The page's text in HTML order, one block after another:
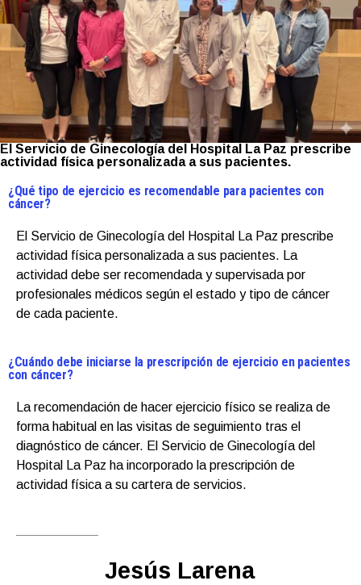
El Servicio de Ginecología del Hospital La Paz prescribe
actividad física personalizada a sus pacientes.
¿Qué tipo de ejercicio es recomendable para pacientes con
cáncer?
El Servicio de Ginecología del Hospital La Paz prescribe
actividad física personalizada a sus pacientes. La
actividad debe ser recomendada y supervisada por
profesionales médicos según el estado y tipo de cáncer
de cada paciente.
¿Cuándo debe iniciarse la prescripción de ejercicio en pacientes
con cáncer?
La recomendación de hacer ejercicio físico se realiza de
forma habitual en las visitas de seguimiento tras el
diagnóstico de cáncer. El Servicio de Ginecología del
Hospital La Paz ha incorporado la prescripción de
actividad física a su cartera de servicios.
Jesús Larena